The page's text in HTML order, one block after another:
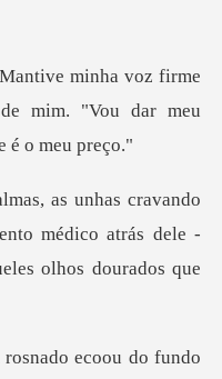
rme
mim. "Vou dar me
médico atrás dele -
u do fundo